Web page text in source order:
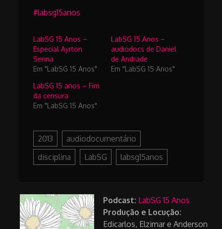
#labsg15anos
LabSG 15 Anos –
Especial Ayrton
Senna
Em "LabSG 15 Anos"
LabSG 15 Anos –
audiodocs de Daniel
de Andrade
Em "LabSG 15 Anos"
LabSG 15 anos – Fim
da censura
Em "LabSG 15 Anos"
2013
audiodocumentário
disciplina
LabSG labsg15anos
Podcast: LabSG 15 Anos
Produção e Locução:
Edicarlos, Elzimar e Anderson